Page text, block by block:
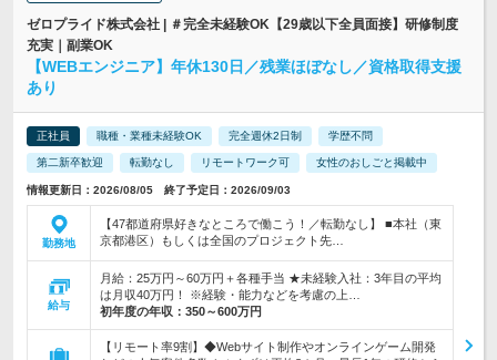
ゼロプライド株式会社 | ＃完全未経験OK【29歳以下全員面接】研修制度
充実｜副業OK
【WEBエンジニア】年休130日／残業ほぼなし／資格取得支援
あり
正社員 職種・業種未経験OK 完全週休2日制 学歴不問
第二新卒歓迎 転勤なし リモートワーク可 女性のおしごと掲載中
情報更新日：2026/08/05 終了予定日：2026/09/03
勤務地
【47都道府県好きなところで働こう！／転勤なし】 ■本社（東
京都港区）もしくは全国のプロジェクト先…
給与
月給：25万円～60万円＋各種手当 ★未経験入社：3年目の平均
は月収40万円！ ※経験・能力などを考慮の上…
初年度の年収： 350～600万円
【リモート率9割】◆Webサイト制作やオンラインゲーム開発